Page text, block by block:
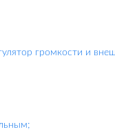
громкости и